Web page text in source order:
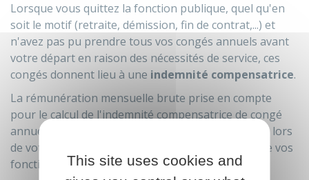
Lorsque vous quittez la fonction publique, quel qu'en
soit le motif (retraite, démission, fin de contrat,...) et
n'avez pas pu prendre tous vos congés annuels avant
votre départ en raison des nécessités de service, ces
congés donnent lieu à une indemnité compensatrice.
La rémunération mensuelle brute prise en compte
pour le calcul de l'indemnité compensatrice de congé
annuel est égal à la dernière rémunération versée lors
de votre dernier mois complet d'exercice effectif de vos
fonctions.
This site uses cookies and